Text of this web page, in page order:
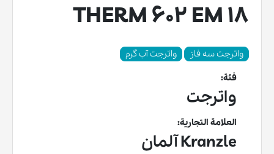
THERM 602 EM 18
واترجت سه فاز
واترجت آب گرم
فئة:
واترجت
العلامة التجارية:
Kranzle آلمان